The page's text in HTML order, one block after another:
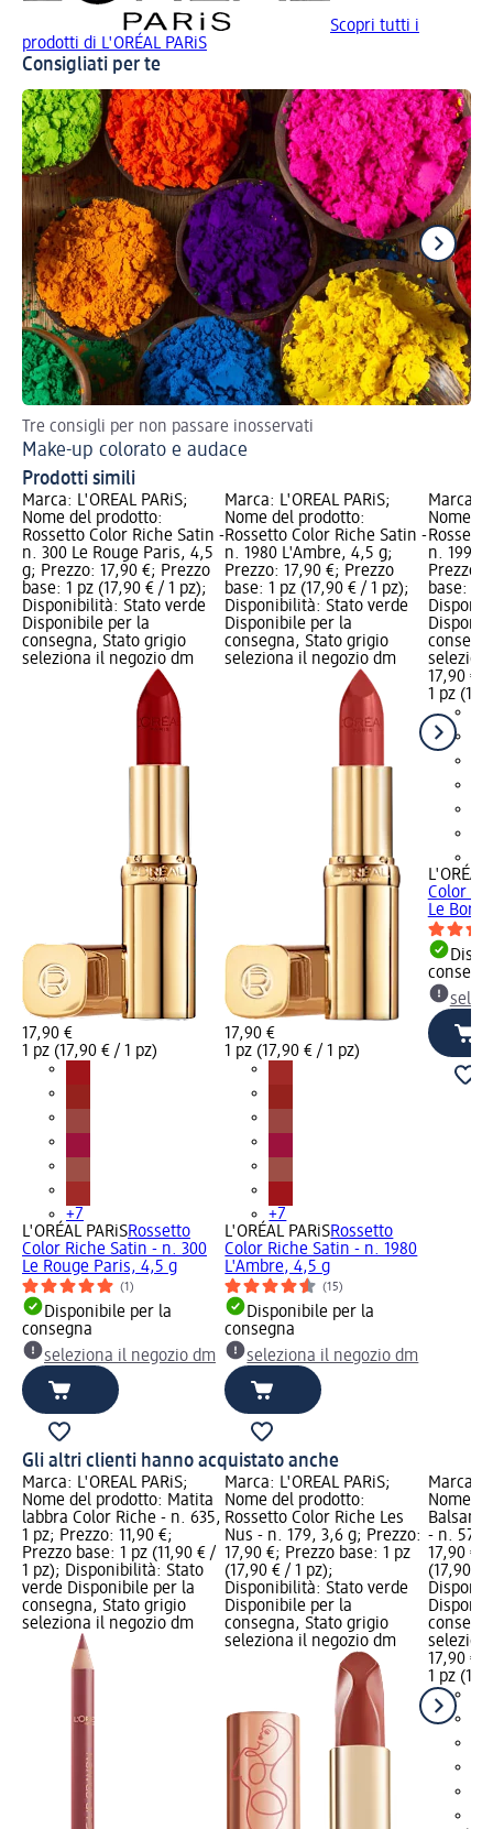
Scopri tutti i
prodotti di L'ORÉAL PARiS
Consigliati per te
Tre consigli per non passare inosservati
Make-up colorato e audace
Prodotti simili
Marca: L'ORÉAL PARiS;
Nome del prodotto:
Rossetto Color Riche Satin -
n. 300 Le Rouge Paris, 4,5
g; Prezzo: 17,90 €; Prezzo
base: 1 pz (17,90 € / 1 pz);
Disponibilità: Stato verde
Disponibile per la
consegna, Stato grigio
seleziona il negozio dm
17,90 €
1 pz (17,90 € / 1 pz)
+7
L'ORÉAL PARiSRossetto
Color Riche Satin - n. 300
Le Rouge Paris, 4,5 g
(1)
Disponibile per la
consegna
seleziona il negozio dm
Marca: L'ORÉAL PARiS;
Nome del prodotto:
Rossetto Color Riche Satin -
n. 1980 L'Ambre, 4,5 g;
Prezzo: 17,90 €; Prezzo
base: 1 pz (17,90 € / 1 pz);
Disponibilità: Stato verde
Disponibile per la
consegna, Stato grigio
seleziona il negozio dm
17,90 €
1 pz (17,90 € / 1 pz)
+7
L'ORÉAL PARiSRossetto
Color Riche Satin - n. 1980
L'Ambre, 4,5 g
(15)
Disponibile per la
consegna
seleziona il negozio dm
Marca:
Nome
n. 1990
Prezzo:
base: 1
17,90 €
1 pz
L'ORÉAL
Color
Le
Gli altri clienti hanno acquistato anche
Marca: L'ORÉAL PARiS;
Nome del prodotto: Matita
labbra Color Riche - n. 635,
1 pz; Prezzo: 11,90 €;
Prezzo base: 1 pz (11,90 € /
1 pz); Disponibilità: Stato
verde Disponibile per la
consegna, Stato grigio
seleziona il negozio dm
Marca: L'ORÉAL PARiS;
Nome del prodotto:
Rossetto Color Riche Les
Nus - n. 179, 3,6 g; Prezzo:
17,90 €; Prezzo base: 1 pz
(17,90 € / 1 pz);
Disponibilità: Stato verde
Disponibile per la
consegna, Stato grigio
seleziona il negozio dm
Marca:
Nome
- n. 570,
17,90 €;
(17,90 €
17,90 €
1 pz